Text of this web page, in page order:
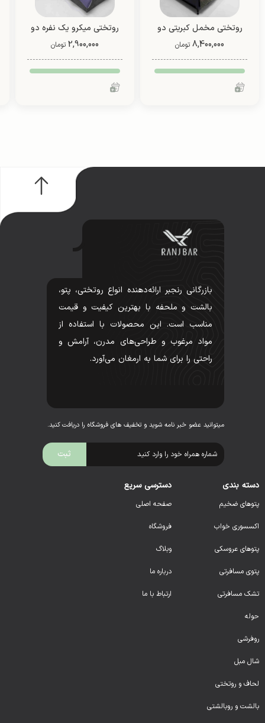
روتختی مخمل کبریتی دو
نفره (طرح 4)
8,400,000 تومان
روتختی میکرو یک نفره دو
رو (طرح 3)
2,900,000 تومان
بازرگانی رنجبر ارائه‌دهنده انواع روتختی، پتو،
بالشت و ملحفه با بهترین کیفیت و قیمت
مناسب است. این محصولات با استفاده از
مواد مرغوب و طراحی‌های مدرن، آرامش و
راحتی را برای شما به ارمغان می‌آورد.
میتوانید عضو خبر نامه شوید و تخفیف های فروشگاه را دریافت کنید.
دسته بندی
پتوهای ضخیم
اکسسوری خواب
پتوهای عروسکی
پتوی مسافرتی
تشک مسافرتی
حوله
روفرشی
شال مبل
لحاف و روتختی
بالشت و روبالشتی
دسترسی سریع
صفحه اصلی
فروشگاه
وبلاگ
درباره ما
ارتباط با ما